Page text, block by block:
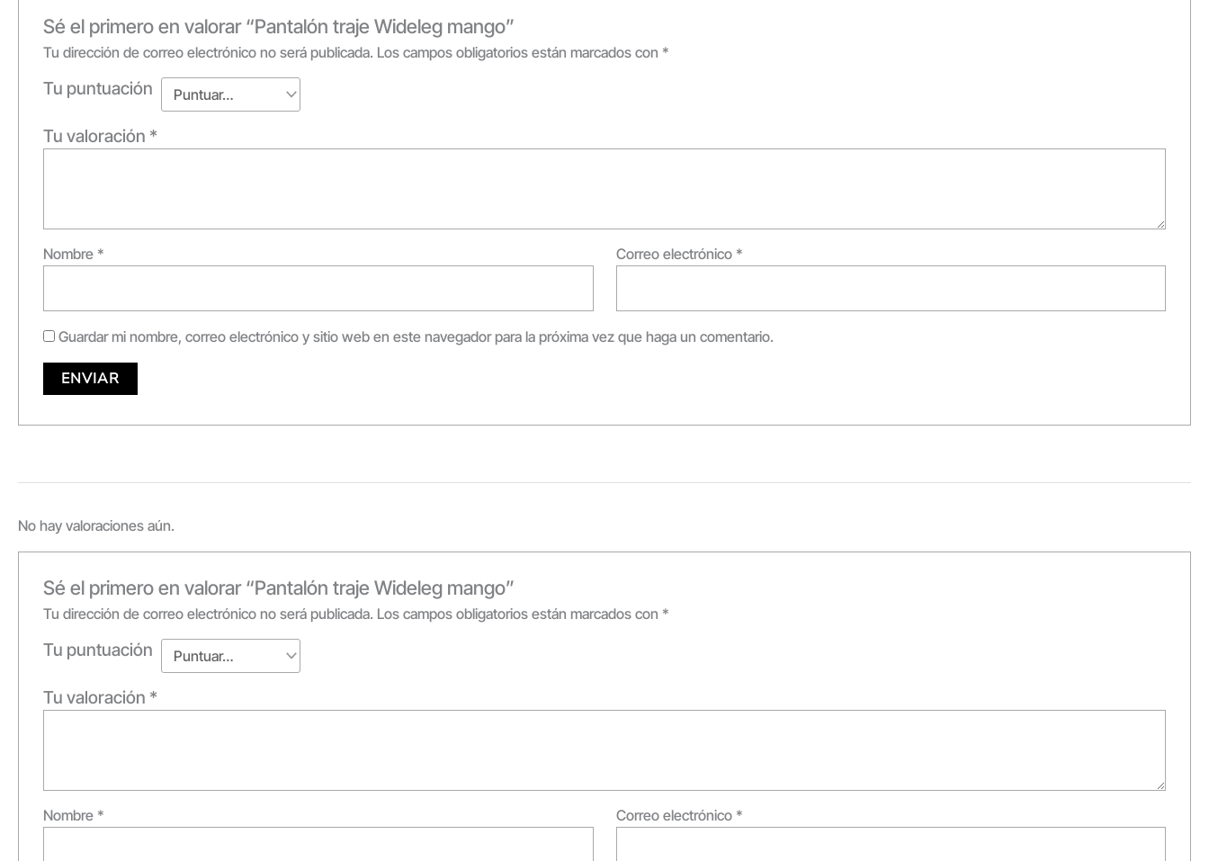
Sé el primero en valorar “Pantalón traje Wideleg mango”
Tu dirección de correo electrónico no será publicada. Los campos obligatorios están marcados con *
Tu puntuación
Tu valoración *
Nombre * Correo electrónico *
Guardar mi nombre, correo electrónico y sitio web en este navegador para la próxima vez que haga un comentario.
No hay valoraciones aún.
Sé el primero en valorar “Pantalón traje Wideleg mango”
Tu dirección de correo electrónico no será publicada. Los campos obligatorios están marcados con *
Tu puntuación
Tu valoración *
Nombre * Correo electrónico *